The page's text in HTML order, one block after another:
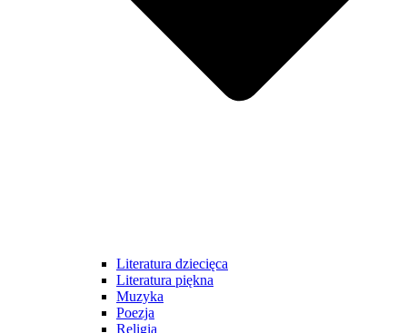
Literatura dziecięca
Literatura piękna
Muzyka
Poezja
Religia